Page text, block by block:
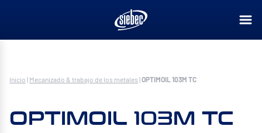
Inicio | Mecanizado & trabajo de los metales |OPTIMOIL 103M TC
OPTIMOIL 103M TC